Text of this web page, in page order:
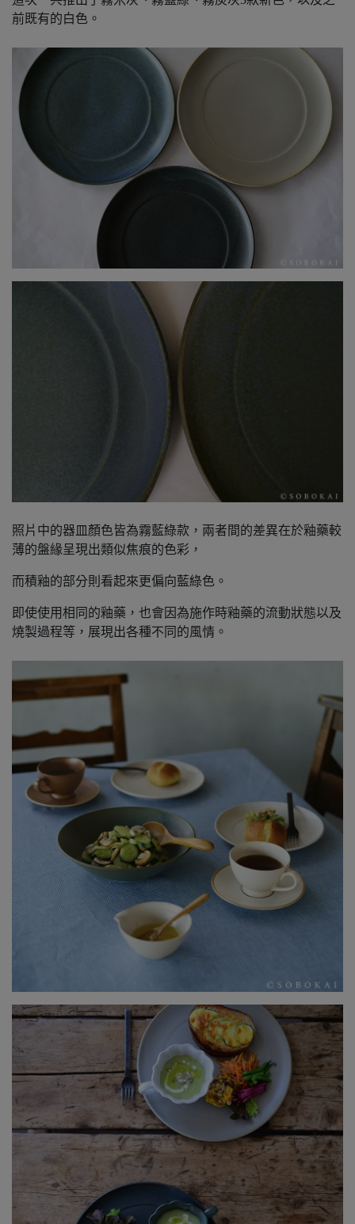
前既有的白色。
照片中的器皿顏色皆為霧藍綠款，兩者間的差異在於釉藥較
薄的盤緣呈現出類似焦痕的色彩，
而積釉的部分則看起來更偏向藍綠色。
即使使用相同的釉藥，也會因為施作時釉藥的流動狀態以及
燒製過程等，展現出各種不同的風情。